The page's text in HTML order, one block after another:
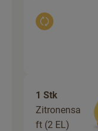
Auswahl
1 Stk
Zitronensa
ft (2 EL)